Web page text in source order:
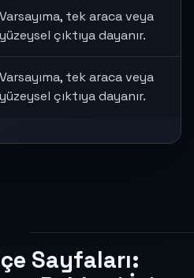
Varsayıma, tek araca veya
yüzeysel çıktıya dayanır.
Varsayıma, tek araca veya
yüzeysel çıktıya dayanır.
Sayfaları: